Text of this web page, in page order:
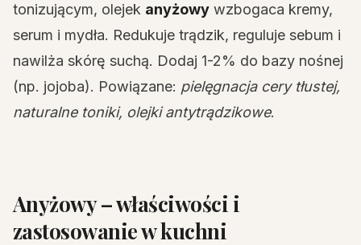
tonizującym, olejek anyżowy wzbogaca kremy,
serum i mydła. Redukuje trądzik, reguluje sebum i
nawilża skórę suchą. Dodaj 1-2% do bazy nośnej
(np. jojoba). Powiązane: pielęgnacja cery tłustej,
naturalne toniki, olejki antytrądzikowe.
Anyżowy – właściwości i
zastosowanie w kuchni